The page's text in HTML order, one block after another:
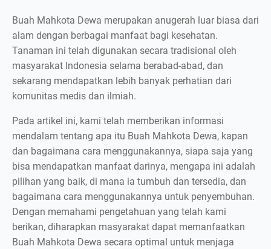
Buah Mahkota Dewa merupakan anugerah luar biasa dari
alam dengan berbagai manfaat bagi kesehatan.
Tanaman ini telah digunakan secara tradisional oleh
masyarakat Indonesia selama berabad-abad, dan
sekarang mendapatkan lebih banyak perhatian dari
komunitas medis dan ilmiah.
Pada artikel ini, kami telah memberikan informasi
mendalam tentang apa itu Buah Mahkota Dewa, kapan
dan bagaimana cara menggunakannya, siapa saja yang
bisa mendapatkan manfaat darinya, mengapa ini adalah
pilihan yang baik, di mana ia tumbuh dan tersedia, dan
bagaimana cara menggunakannya untuk penyembuhan.
Dengan memahami pengetahuan yang telah kami
berikan, diharapkan masyarakat dapat memanfaatkan
Buah Mahkota Dewa secara optimal untuk menjaga